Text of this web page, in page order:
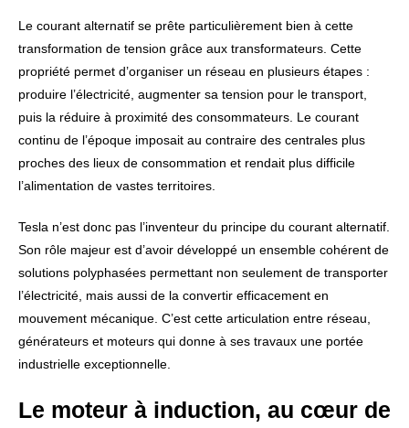
Le courant alternatif se prête particulièrement bien à cette
transformation de tension grâce aux transformateurs. Cette
propriété permet d’organiser un réseau en plusieurs étapes :
produire l’électricité, augmenter sa tension pour le transport,
puis la réduire à proximité des consommateurs. Le courant
continu de l’époque imposait au contraire des centrales plus
proches des lieux de consommation et rendait plus difficile
l’alimentation de vastes territoires.
Tesla n’est donc pas l’inventeur du principe du courant alternatif.
Son rôle majeur est d’avoir développé un ensemble cohérent de
solutions polyphasées permettant non seulement de transporter
l’électricité, mais aussi de la convertir efficacement en
mouvement mécanique. C’est cette articulation entre réseau,
générateurs et moteurs qui donne à ses travaux une portée
industrielle exceptionnelle.
Le moteur à induction, au cœur de